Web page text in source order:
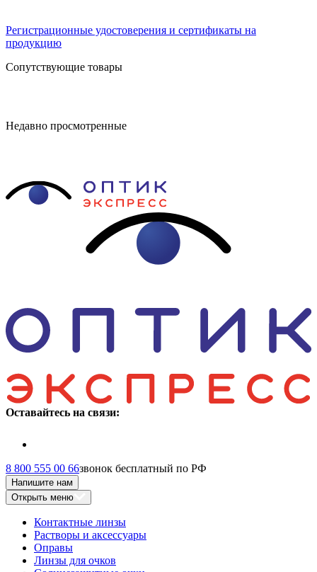
Регистрационные удостоверения и сертификаты на
продукцию
Сопутствующие товары
Недавно просмотренные
Оставайтесь на связи:
8 800 555 00 66звонок бесплатный по РФ
Напишите нам
Открыть меню
Контактные линзы
Растворы и аксессуары
Оправы
Линзы для очков